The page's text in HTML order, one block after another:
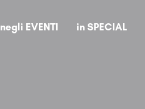
negli EVENTI in SPECIAL